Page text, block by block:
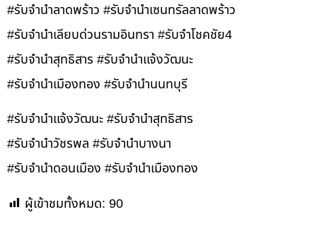
#รับจำนำลาดพร้าว #รับจำนำเซนทรัลลาดพร้าว
#รับจำนำเลียบด่วนรามอินทรา #รับจำโชคชัย4
#รับจำนำสุทธิสาร #รับจำนำแจ้งวัฒนะ
#รับจำนำเมืองทอง #รับจำนำนนทบุรี
#รับจำนำแจ้งวัฒนะ #รับจำนำสุทธิสาร
#รับจำนำวัชรพล #รับจำนำบางนา
#รับจำนำดอนเมือง #รับจำนำเมืองทอง
ผู้เข้าชมทั้งหมด: 90